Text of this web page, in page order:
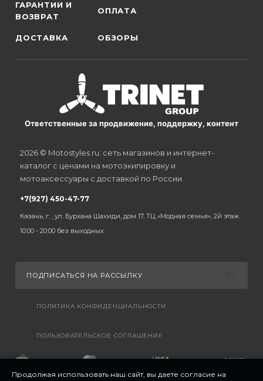
ГАРАНТИИ И
ВОЗВРАТ
ОПЛАТА
ДОСТАВКА ОБЗОРЫ
Ответственные за продвижение, поддержку, контент
2026 © Motostyles.ru: сеть магазинов и интернет-
каталог с ценами на мотоэкипировку и
мотоаксессуары с доставкой по России.
+7(927) 450-47-77
Казань, г. , ул. Бурхана Шахиди, дом 17, ТЦ «Модная семья», 2й этаж
10:00 - 20:00 без выходных
ПОДПИСАТЬСЯ НА РАССЫЛКУ
ПОЛИТИКА КОНФИДЕНЦИАЛЬНОСТИ
ПОЛЬЗОВАТЕЛЬСКОЕ СОГЛАШЕНИЕ
Продолжая использовать наш сайт, вы даете согласие на